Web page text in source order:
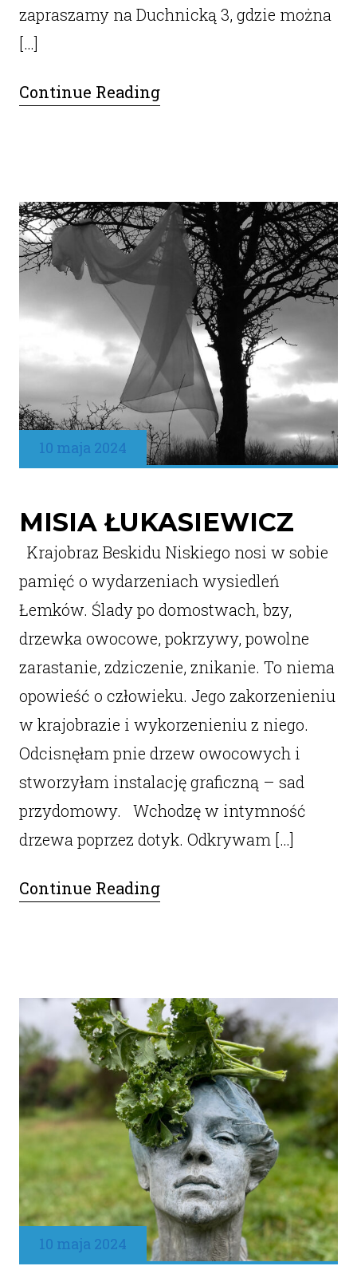
zapraszamy na Duchnicką 3, gdzie można
[…]
Continue Reading
10 maja 2024
MISIA ŁUKASIEWICZ
Krajobraz Beskidu Niskiego nosi w sobie
pamięć o wydarzeniach wysiedleń
Łemków. Ślady po domostwach, bzy,
drzewka owocowe, pokrzywy, powolne
zarastanie, zdziczenie, znikanie. To niema
opowieść o człowieku. Jego zakorzenieniu
w krajobrazie i wykorzenieniu z niego.
Odcisnęłam pnie drzew owocowych i
stworzyłam instalację graficzną – sad
przydomowy. Wchodzę w intymność
drzewa poprzez dotyk. Odkrywam […]
Continue Reading
10 maja 2024